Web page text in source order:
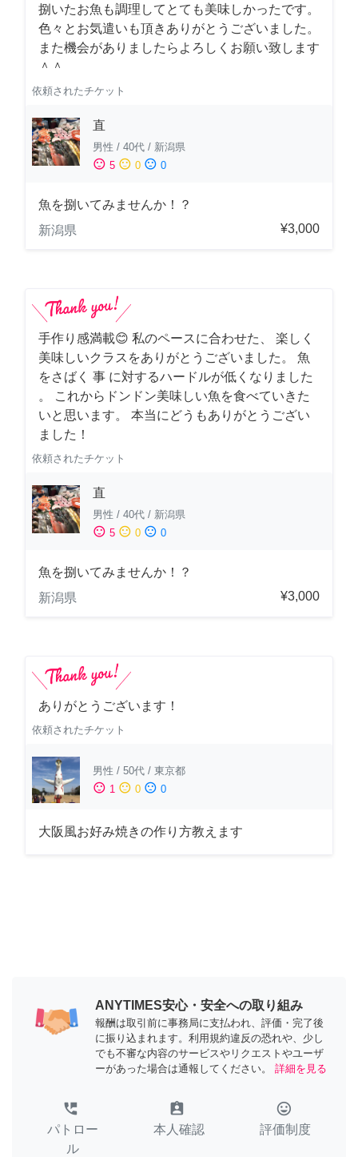
捌いたお魚も調理してとても美味しかったです。
色々とお気遣いも頂きありがとうございました。
また機会がありましたらよろしくお願い致します
＾＾
依頼されたチケット
直
男性 / 40代 / 新潟県
sentiment_satisfied 5 sentiment_neutral 0 sentiment_dissatisfied 0
魚を捌いてみませんか！？
新潟県
¥3,000
手作り感満載😊 私のペースに合わせた、 楽しく
美味しいクラスをありがとうございました。 魚
をさばく 事 に対するハードルが低くなりました
。 これからドンドン美味しい魚を食べていきた
いと思います。 本当にどうもありがとうござい
ました！
依頼されたチケット
直
男性 / 40代 / 新潟県
sentiment_satisfied 5 sentiment_neutral 0 sentiment_dissatisfied 0
魚を捌いてみませんか！？
新潟県
¥3,000
ありがとうございます！
依頼されたチケット
男性 / 50代 / 東京都
sentiment_satisfied 1 sentiment_neutral 0 sentiment_dissatisfied 0
大阪風お好み焼きの作り方教えます
ANYTIMES安心・安全への取り組み
報酬は取引前に事務局に支払われ、評価・完了後
に振り込まれます。利用規約違反の恐れや、少し
でも不審な内容のサービスやリクエストやユーザ
ーがあった場合は通報してください。
詳細を見る
perm_phone_msg
パトロー
ル
assignment_ind
本人確認
tag_faces
評価制度